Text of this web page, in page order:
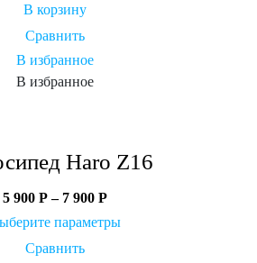
В корзину
Сравнить
В избранное
В избранное
Haro Z16
5 900 Р– 7 900 Р
параметры
Сравнить